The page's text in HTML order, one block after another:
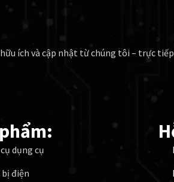
ích và cập nhật từ chúng tôi – trực
dụng cụ
điện